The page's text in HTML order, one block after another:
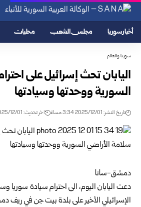
أخبار سوريا مجلس الشعب محليات
سوريا والعالم
اليابان تحث إسرائيل على
السورية ووحدتها وسيادتها
تاريخ النشر: 2025/12/01 3:34 مساءً اخر تحديث: 2025/12/01 3:35 مساءً
دمشق-سانا
دعت اليابان اليوم، الى احترام سيادة سوريا
الإسرائيلي الأخير على بلدة بيت جن في ريف